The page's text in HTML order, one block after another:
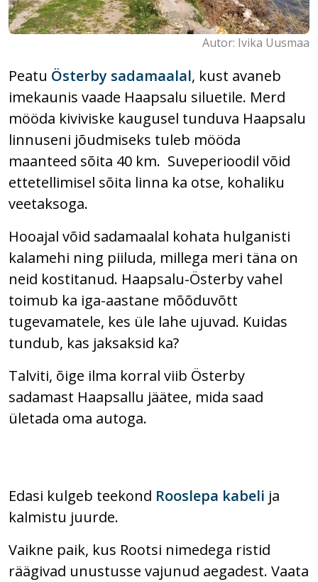
Autor: Ivika Uusmaa
Peatu Österby sadamaalal, kust avaneb
imekaunis vaade Haapsalu siluetile. Merd
mööda kiviviske kaugusel tunduva Haapsalu
linnuseni jõudmiseks tuleb mööda
maanteed sõita 40 km. Suveperioodil võid
ettetellimisel sõita linna ka otse, kohaliku
veetaksoga.
Hooajal võid sadamaalal kohata hulganisti
kalamehi ning piiluda, millega meri täna on
neid kostitanud. Haapsalu-Österby vahel
toimub ka iga-aastane mõõduvõtt
tugevamatele, kes üle lahe ujuvad. Kuidas
tundub, kas jaksaksid ka?
Talviti, õige ilma korral viib Österby
sadamast Haapsallu jäätee, mida saad
ületada oma autoga.
Edasi kulgeb teekond Rooslepa kabeli ja
kalmistu juurde.
Vaikne paik, kus Rootsi nimedega ristid
räägivad unustusse vajunud aegadest. Vaata